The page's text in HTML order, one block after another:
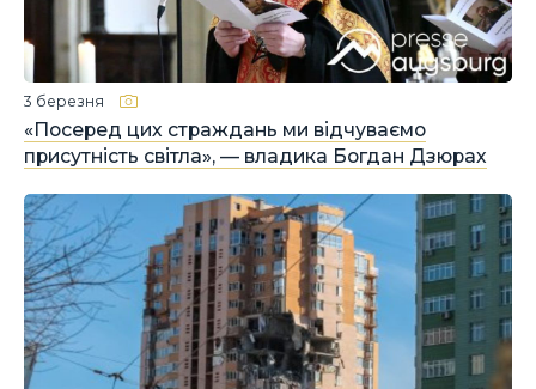
«Посеред цих страждань ми відчуваємо
присутність світла», — владика Богдан Дзюрах
3 березня